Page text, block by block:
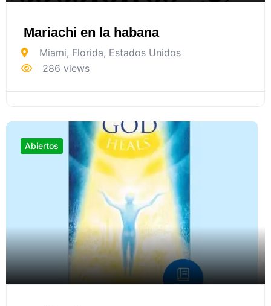
Mariachi en la habana
Miami, Florida, Estados Unidos
286 views
Abiertos